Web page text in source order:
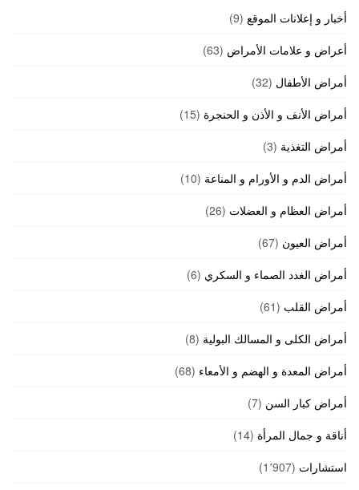
أخبار و إعلانات الموقع (9)
أعراض و علامات الأمراض (63)
أمراض الأطفال (32)
أمراض الأنف و الأذن و الحنجرة (15)
أمراض التغذية (3)
أمراض الدم و الأورام و المناعة (10)
أمراض العظام و العضلات (26)
أمراض العيون (67)
أمراض الغدد الصماء و السكري (6)
أمراض القلب (61)
أمراض الكلى و المسالك البولية (8)
أمراض المعدة و الهضم و الأمعاء (68)
أمراض كبار السن (7)
أناقة و جمال المرأة (14)
استشارات (1٬907)